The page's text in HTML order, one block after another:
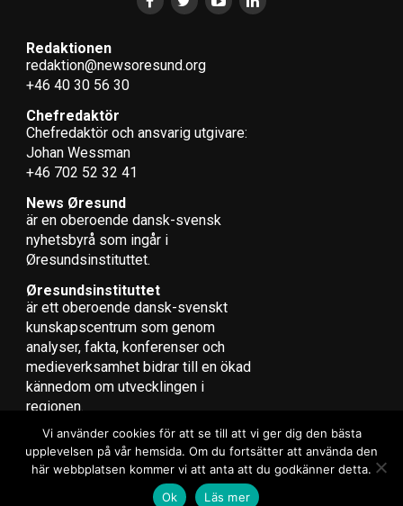
Redaktionen
redaktion@newsoresund.org
+46 40 30 56 30
Chefredaktör
Chefredaktör och ansvarig utgivare:
Johan Wessman
+46 702 52 32 41
News Øresund
är en oberoende dansk-svensk
nyhets­byrå som ingår i
Øresundsinstituttet.
Øresundsinstituttet
är ett oberoende dansk-svenskt
kunskapscentrum som genom
analyser, fakta, konferenser och
medieverksamhet bidrar till en ökad
kännedom om utvecklingen i
regionen.
Copyright © 2017 Zox News Theme. Theme by MVP Themes, powered
by WordPress.
Vi använder cookies för att se till att vi ger dig den bästa
upplevelsen på vår hemsida. Om du fortsätter att använda den
här webbplatsen kommer vi att anta att du godkänner detta.
Ok
Läs mer